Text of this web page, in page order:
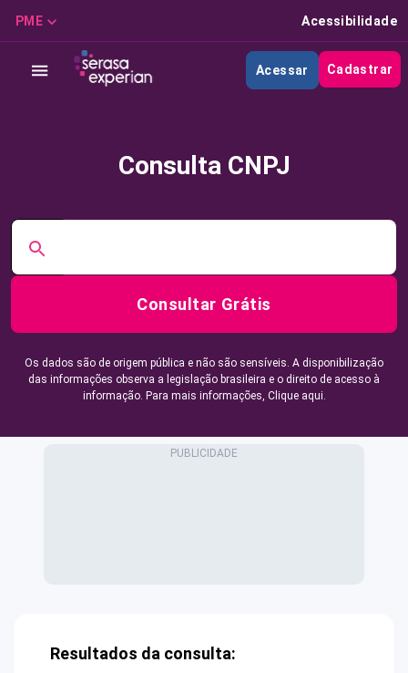
PME Acessibilidade
Acessar Cadastrar
Consulta CNPJ
Consultar Grátis
Os dados são de origem pública e não são sensíveis. A disponibilização
das informações observa a legislação brasileira e o direito de acesso à
informação. Para mais informações, Clique aqui.
Resultados da consulta: